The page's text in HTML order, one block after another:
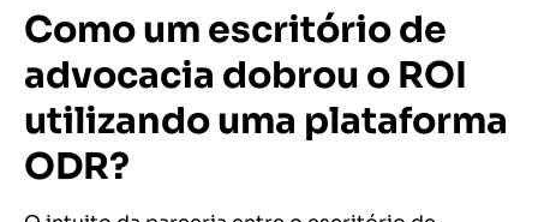
Como um escritório de
advocacia dobrou o ROI
utilizando uma plataforma
ODR?